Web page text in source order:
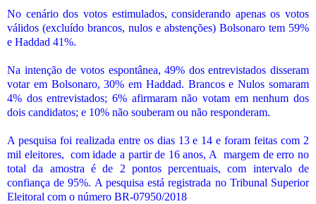
No cenário dos votos estimulados, considerando apenas os votos
válidos (excluído brancos, nulos e abstenções) Bolsonaro tem 59%
e Haddad 41%.
Na intenção de votos espontânea, 49% dos entrevistados disseram
votar em Bolsonaro, 30% em Haddad. Brancos e Nulos somaram
4% dos entrevistados; 6% afirmaram não votam em nenhum dos
dois candidatos; e 10% não souberam ou não responderam.
A pesquisa foi realizada entre os dias 13 e 14 e foram feitas com 2
mil eleitores, com idade a partir de 16 anos, A margem de erro no
total da amostra é de 2 pontos percentuais, com intervalo de
confiança de 95%. A pesquisa está registrada no Tribunal Superior
Eleitoral com o número BR-07950/2018